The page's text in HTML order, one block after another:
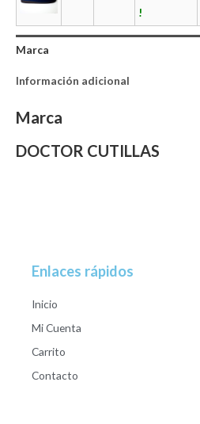
!
Marca
Información adicional
Marca
DOCTOR CUTILLAS
Enlaces rápidos
Inicio
Mi Cuenta
Carrito
Contacto